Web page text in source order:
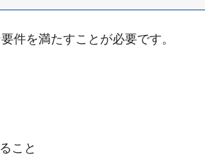
件を満たすことが必要です。
こと